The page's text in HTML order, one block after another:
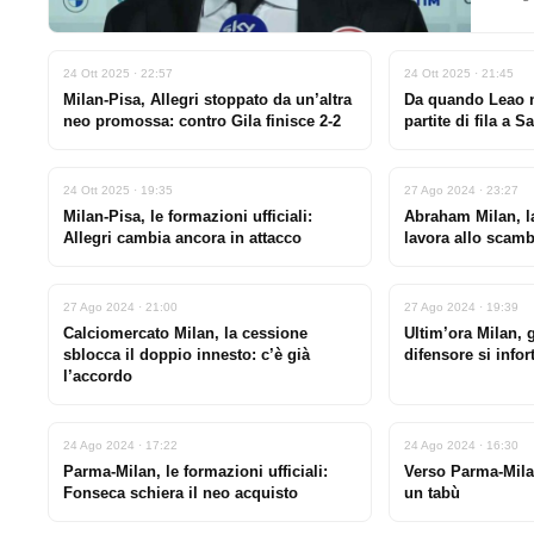
24 Ott 2025 · 22:57
Milan-Pisa, Allegri stoppato da un’altra
neo promossa: contro Gila finisce 2-2
24 Ott 2025 · 21:45
Da quando Leao
partite di fila a
24 Ott 2025 · 19:35
Milan-Pisa, le formazioni ufficiali:
Allegri cambia ancora in attacco
27 Ago 2024 · 23:27
Abraham Milan,
lavora allo
27 Ago 2024 · 21:00
Calciomercato Milan, la cessione
sblocca il doppio innesto: c’è già
l’accordo
27 Ago 2024 · 19:39
Ultim’ora Milan,
difensore si
24 Ago 2024 · 17:22
Parma-Milan, le formazioni ufficiali:
Fonseca schiera il neo acquisto
24 Ago 2024 · 16:30
Verso Parma-
un tabù